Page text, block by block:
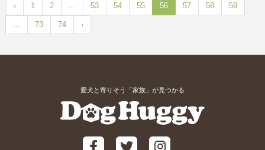
‹ 1 2 53 54 55 56 57 58 59
73 74 ›
愛犬と寄りそう「家族」が見つかる